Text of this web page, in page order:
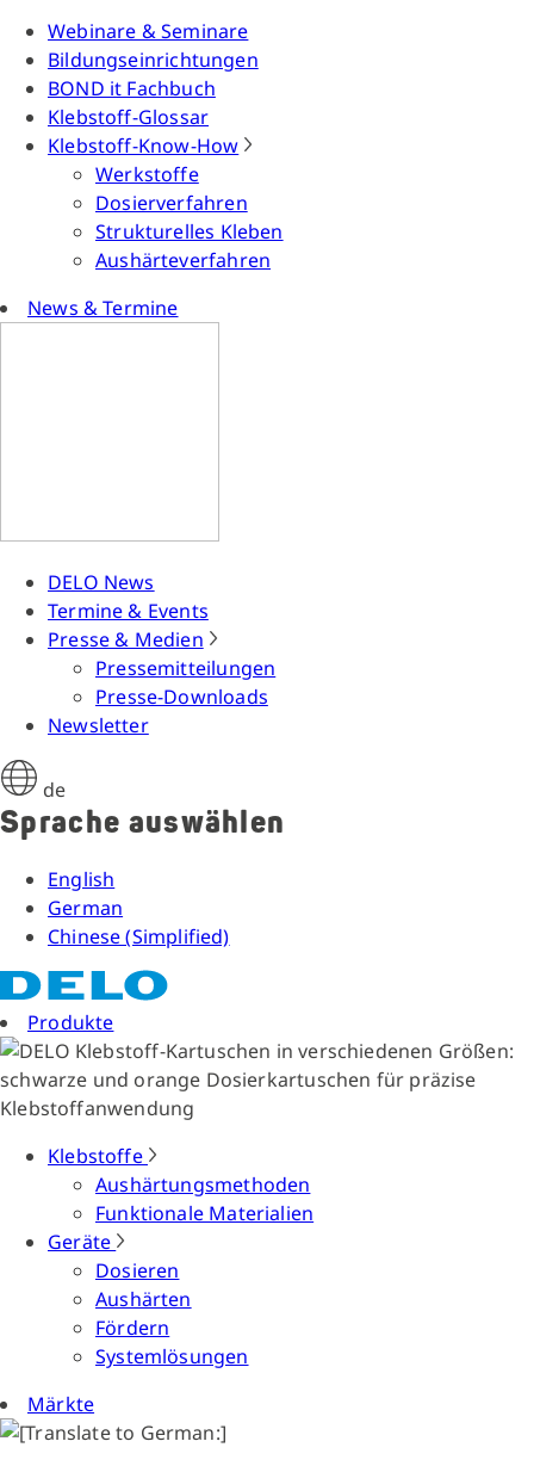
Webinare & Seminare
Bildungseinrichtungen
BOND it Fachbuch
Klebstoff-Glossar
Klebstoff-Know-How
Werkstoffe
Dosierverfahren
Strukturelles Kleben
Aushärteverfahren
News & Termine
DELO News
Termine & Events
Presse & Medien
Pressemitteilungen
Presse-Downloads
Newsletter
de
Sprache auswählen
English
German
Chinese (Simplified)
Produkte
Klebstoffe
Aushärtungsmethoden
Funktionale Materialien
Geräte
Dosieren
Aushärten
Fördern
Systemlösungen
Märkte